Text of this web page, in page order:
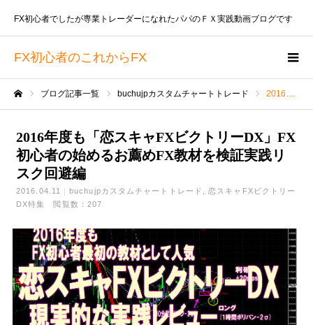
FX初心者のこれからFX
FX初心者でしたが専業トレーダーになれたパパのＦＸ実践動画ブログです
ブログ記事一覧 buchujpカスタムチャートトレード 2016年度も「恋スキャFXビクトリーDX」FX初心者の始めるお薦めFX教材を検証実践リスク回避編
2016年度も「恋スキャFXビクトリーDX」FX
初心者の始めるお薦めFX教材を検証実践リ
スク回避編
2016.04.11 buchujpカスタムチャートトレード
恋スキャFXビクトリー
DX特集
閲覧数：207